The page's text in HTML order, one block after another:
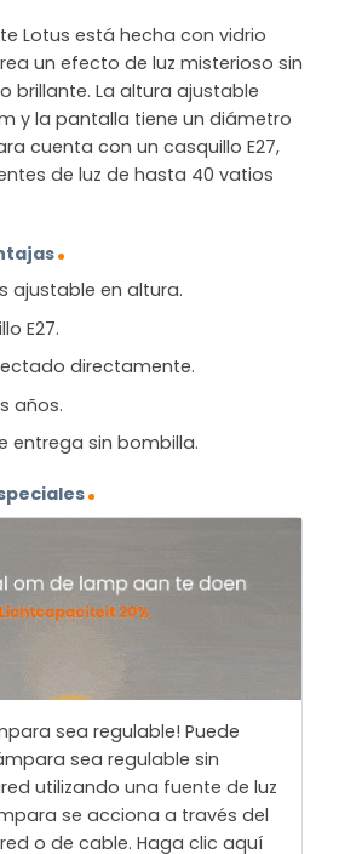
Lotus está hecha con vidrio
un efecto de luz misterioso sin
brillante. La altura ajustable
y la pantalla tiene un diámetro
cuenta con un casquillo E27,
de luz de hasta 40 vatios
ajustable en altura.
E27.
directamente.
años.
entrega sin bombilla.
sea regulable! Puede
sea regulable sin
utilizando una fuente de luz
se acciona a través del
o de cable. Haga clic aquí